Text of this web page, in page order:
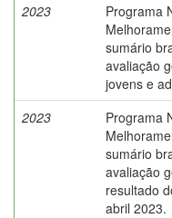
2023
Programa
sumário
avaliação
jovens e
2023
Programa
sumário
avaliação
resultado
abril 2023.